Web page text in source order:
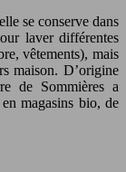
se conserve dans
laver différentes
vêtements), mais
maison. D’origine
de Sommières a
magasins bio, de